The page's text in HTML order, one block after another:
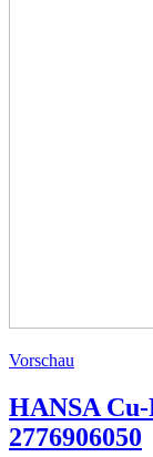
Vorschau
HANSA
2776906050